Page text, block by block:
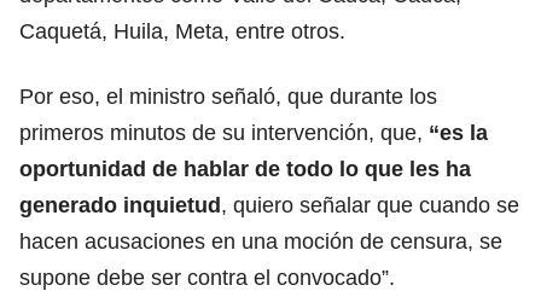
Caquetá, Huila, Meta, entre otros.
Por eso, el ministro señaló, que durante los
primeros minutos de su intervención, que, “es la
oportunidad de hablar de todo lo que les ha
generado inquietud, quiero señalar que cuando se
hacen acusaciones en una moción de censura, se
supone debe ser contra el convocado”.